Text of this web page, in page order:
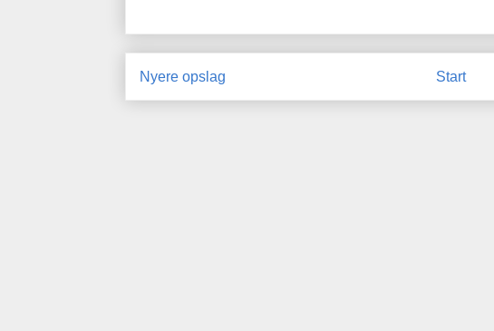
Nyere opslag Start